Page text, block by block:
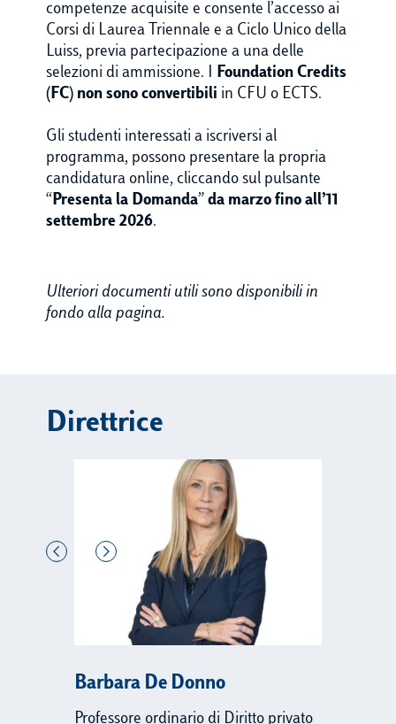
competenze acquisite e consente l’accesso ai
Corsi di Laurea Triennale e a Ciclo Unico della
Luiss, previa partecipazione a una delle
selezioni di ammissione. I Foundation Credits
(FC) non sono convertibili in CFU o ECTS.
Gli studenti interessati a iscriversi al
programma, possono presentare la propria
candidatura online, cliccando sul pulsante
“Presenta la Domanda” da marzo fino all’11
settembre 2026.
Ulteriori documenti utili sono disponibili in
fondo alla pagina.
Direttrice
Barbara De Donno
Professore ordinario di Diritto privato